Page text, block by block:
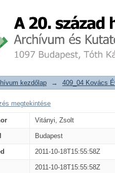
archívum adattár
kezdőlap → 409_04 Kovács
megtekintése
Vitányi, Zsolt
Budapest
2011-10-18T15:55:58Z
2011-10-18T15:55:58Z